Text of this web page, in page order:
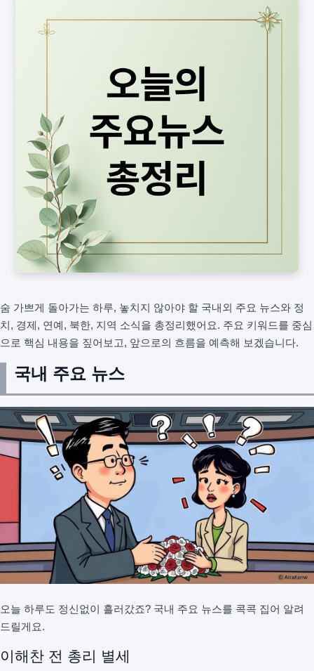
숨 가쁘게 돌아가는 하루, 놓치지 않아야 할 국내외 주요 뉴스와 정
치, 경제, 연예, 북한, 지역 소식을 총정리했어요. 주요 키워드를 중심
으로 핵심 내용을 짚어보고, 앞으로의 흐름을 예측해 보겠습니다.
국내 주요 뉴스
오늘 하루도 정신없이 흘러갔죠? 국내 주요 뉴스를 콕콕 집어 알려
드릴게요.
이해찬 전 총리 별세